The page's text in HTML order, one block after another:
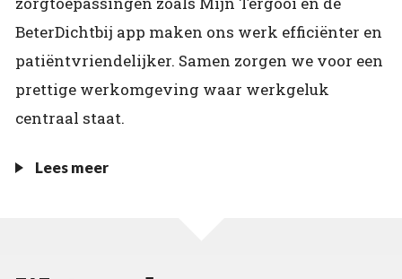
BeterDichtbij app maken ons werk efficiënter en
patiëntvriendelijker. Samen zorgen we voor een
prettige werkomgeving waar werkgeluk
centraal staat.
Lees meer